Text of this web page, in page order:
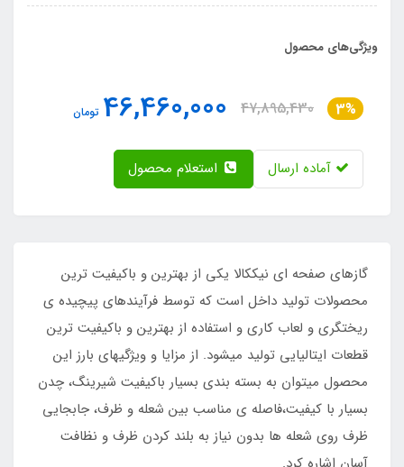
ویژگی‌های محصول
3%
47,895,430
46,460,000 تومان
آماده ارسال
گازهای صفحه ای نیککالا یکی از بهترین و باکیفیت ترین
محصولات تولید داخل است که توسط فرآیندهای پیچیده ی
ریختگری و لعاب کاری و استفاده از بهترین و باکیفیت ترین
قطعات ایتالیایی تولید میشود. از مزایا و ویژگیهای بارز این
محصول میتوان به بسته بندی بسیار باکیفیت شیرینگ، چدن
بسیار با کیفیت،فاصله ی مناسب بین شعله و ظرف، جابجایی
ظرف روی شعله ها بدون نیاز به بلند کردن ظرف و نظافت